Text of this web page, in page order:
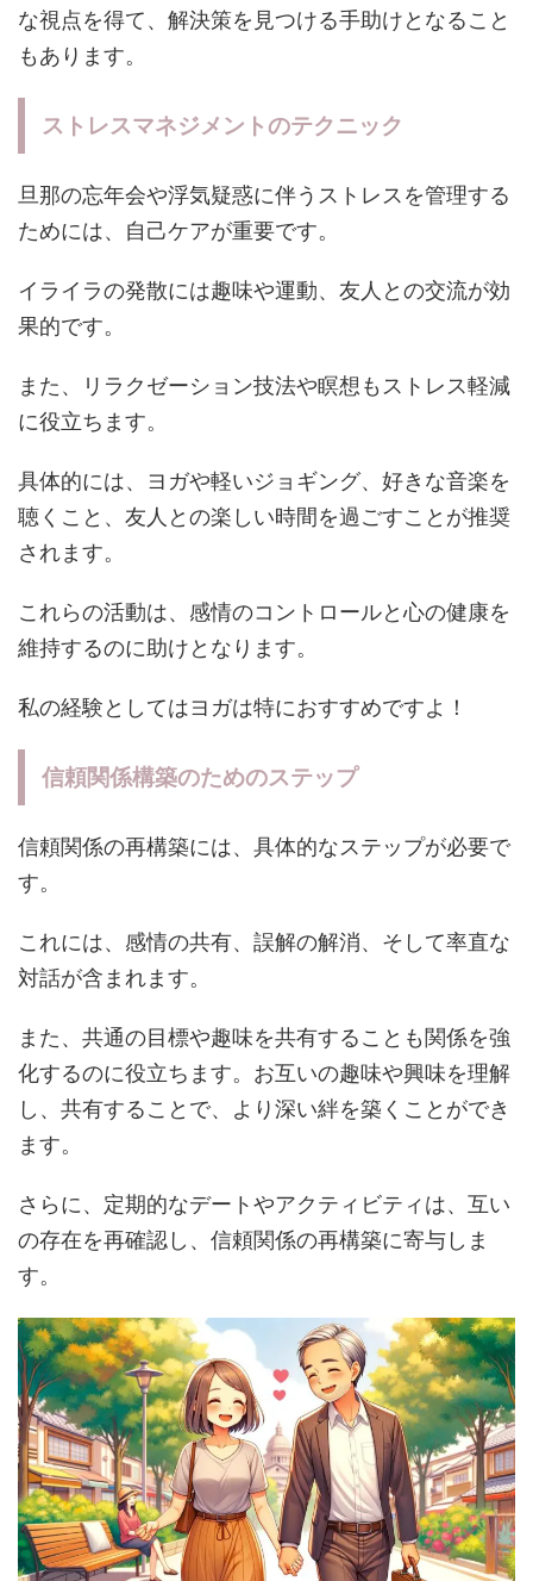
な視点を得て、解決策を見つける手助けとなること
もあります。
ストレスマネジメントのテクニック
旦那の忘年会や浮気疑惑に伴うストレスを管理する
ためには、自己ケアが重要です。
イライラの発散には趣味や運動、友人との交流が効
果的です。
また、リラクゼーション技法や瞑想もストレス軽減
に役立ちます。
具体的には、ヨガや軽いジョギング、好きな音楽を
聴くこと、友人との楽しい時間を過ごすことが推奨
されます。
これらの活動は、感情のコントロールと心の健康を
維持するのに助けとなります。
私の経験としてはヨガは特におすすめですよ！
信頼関係構築のためのステップ
信頼関係の再構築には、具体的なステップが必要で
す。
これには、感情の共有、誤解の解消、そして率直な
対話が含まれます。
また、共通の目標や趣味を共有することも関係を強
化するのに役立ちます。お互いの趣味や興味を理解
し、共有することで、より深い絆を築くことができ
ます。
さらに、定期的なデートやアクティビティは、互い
の存在を再確認し、信頼関係の再構築に寄与しま
す。